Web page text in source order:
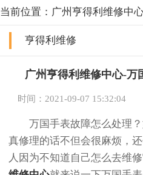
当前位置： 广州亨得利维修中
亨得利维修
广州亨得利维修中心-万
时间：2021-09-07 15:32:04
万国手表故障怎么处理？
真修理的话不但会很麻烦，
人因为不知道自己怎么去维